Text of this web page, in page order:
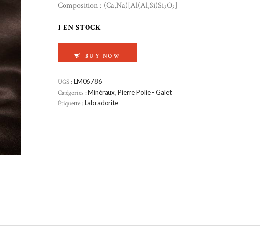
Composition : (Ca,Na)[Al(Al,Si)Si2O8]
1 EN STOCK
BUY NOW
UGS : LM06786
Catégories : Minéraux,Pierre Polie - Galet
Étiquette : Labradorite